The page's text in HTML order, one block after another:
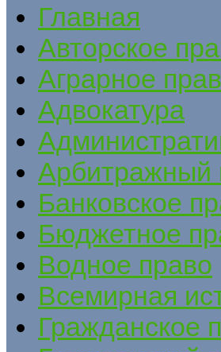
Главная
Авторское
Аграрное
Адвокатура
Арбитражный
Банковское
Бюджетное
Водное право
Всемирная
Гражданское